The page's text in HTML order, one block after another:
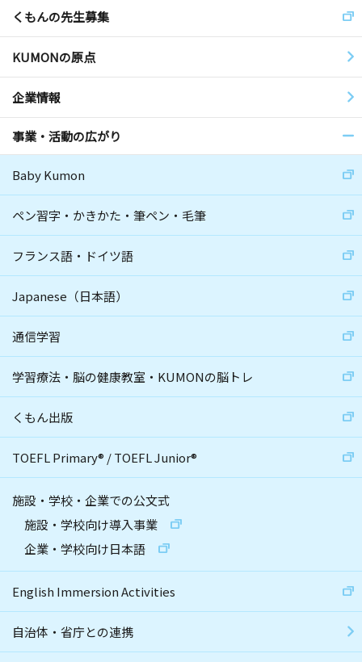
くもんの先生募集
KUMONの原点
企業情報
事業・活動の広がり
Baby Kumon
ペン習字・かきかた・筆ペン・毛筆
フランス語・ドイツ語
Japanese（日本語）
通信学習
学習療法・脳の健康教室・KUMONの脳トレ
くもん出版
TOEFL Primary® /TOEFL Junior®
施設・学校・企業での公文式
施設・学校向け導入事業
企業・学校向け日本語
English Immersion Activities
自治体・省庁との連携